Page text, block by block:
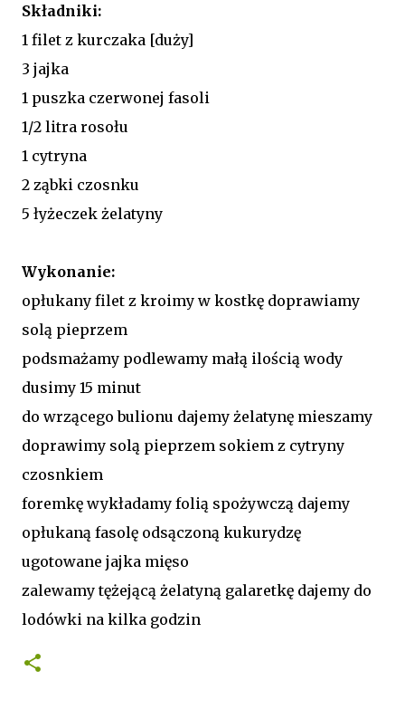
Składniki:
1 filet z kurczaka [duży]
3 jajka
1 puszka czerwonej fasoli
1/2 litra rosołu
1 cytryna
2 ząbki czosnku
5 łyżeczek żelatyny
Wykonanie:
opłukany filet z kroimy w kostkę doprawiamy
solą pieprzem
podsmażamy podlewamy małą ilością wody
dusimy 15 minut
do wrzącego bulionu dajemy żelatynę mieszamy
doprawimy solą pieprzem sokiem z cytryny
czosnkiem
foremkę wykładamy folią spożywczą dajemy
opłukaną fasolę odsączoną kukurydzę
ugotowane jajka mięso
zalewamy tężejącą żelatyną galaretkę dajemy do
lodówki na kilka godzin